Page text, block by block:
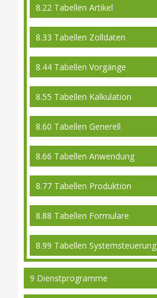
8.22 Tabellen Artikel
8.33 Tabellen Zolldaten
8.44 Tabellen Vorgänge
8.55 Tabellen Kalkulation
8.60 Tabellen Generell
8.66 Tabellen Anwendung
8.77 Tabellen Produktion
8.88 Tabellen Formulare
8.99 Tabellen Systemsteuerung
9 Dienstprogramme